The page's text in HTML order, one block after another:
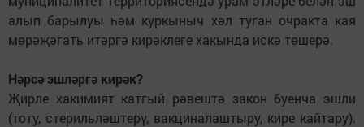
алып барылуы һәм куркыныч хәл туган очракта кая
мөрәҗәгать итәргә кирәклеге хакында искә төшерә.
Нәрсә эшләргә кирәк?
Җирле хакимият катгый рәвештә закон буенча эшли
(тоту, стерильләштерү, вакциналаштыру, кире кайтару).